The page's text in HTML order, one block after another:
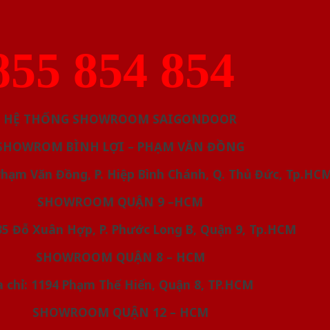
854 854
HỆ THỐNG SHOWROOM SAIGONDOOR
BÌNH LỢI – PHẠM VĂN ĐỒNG
Văn Đồng, P. Hiệp Bình Chánh, Q. Thủ Đức,
SHOWROOM QUẬN 9 –HCM
Đỗ Xuân Hợp, P. Phước Long B, Quận 9, Tp.HCM
SHOWROOM QUẬN 8 – HCM
chỉ: 1194 Phạm Thế Hiển, Quận 8, TP.HCM
SHOWROOM QUẬN 12 – HCM